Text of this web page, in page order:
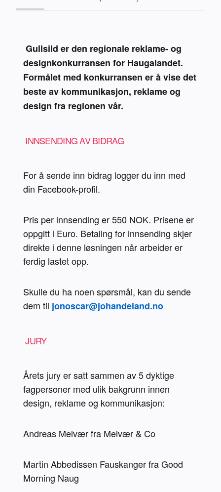
designkonkurransen for Haugalandet.
Formålet med konkurransen er å vise det
beste av kommunikasjon, reklame og
design fra regionen vår.
INNSENDING AV BIDRAG
For å sende inn bidrag logger du inn med
din Facebook-profil.
Pris per innsending er 550 NOK. Prisene er
oppgitt i Euro. Betaling for innsending skjer
direkte i denne løsningen når arbeider er
ferdig lastet opp.
Skulle du ha noen spørsmål, kan du sende
dem til jonoscar@johandeland.no
JURY
Årets jury er satt sammen av 5 dyktige
fagpersoner med ulik bakgrunn innen
design, reklame og kommunikasjon:
Andreas Melvær fra Melvær & Co
Martin Abbedissen Fauskanger fra Good
Morning Naug